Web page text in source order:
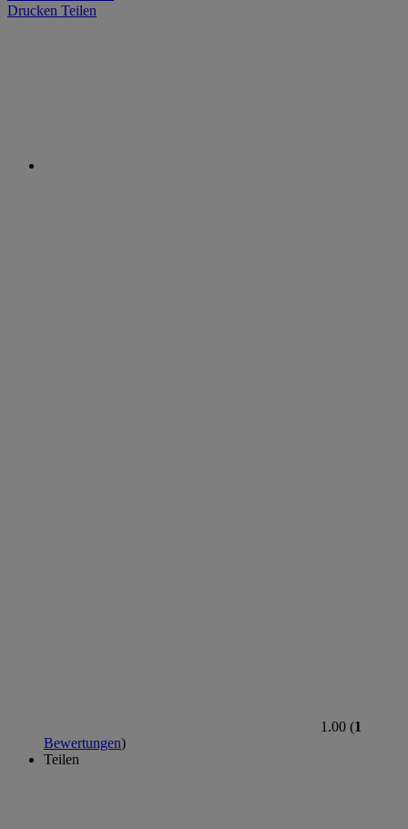
Drucken Teilen
1.00 (1
Bewertungen)
Teilen